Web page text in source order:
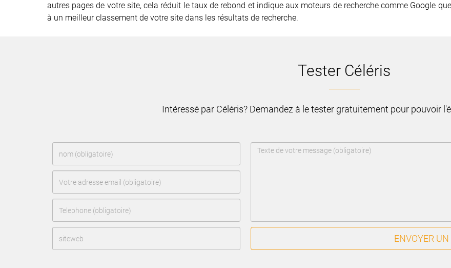
autres pages de votre site, cela réduit le taux de rebond et indique aux moteurs de recherche comme Google
à un meilleur classement de votre site dans les résultats de recherche.
Tester Céléris
Intéressé par Céléris? Demandez à le tester gratuitement pour pouvoir
ENVOYER